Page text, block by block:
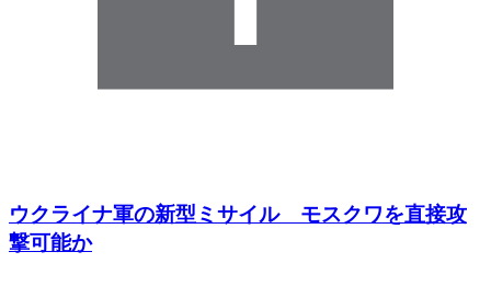
ウクライナ軍の新型ミサイル モスクワを直接攻
撃可能か